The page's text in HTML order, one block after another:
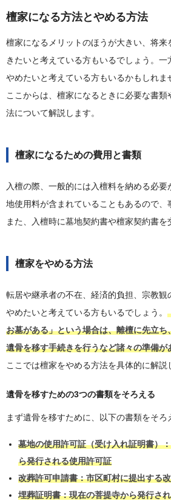
檀家になる方法とやめる方法
檀家になるメリットのほうが大きい、将来
きたいと考えている方もいるでしょう。
やめたいと考えている方もいるかもしれま
ここからは、檀家になるときに必要な書
法について解説します。
檀家になるための費用と書類
入檀の際、一般的には入檀料を納める必
地使用料が含まれていることもあるので、
また、入檀時に墓地契約書や檀家契約書を
檀家をやめる方法
転居や継承者の不在、経済的負担、宗教観
やめたいと考えている方もいるでしょう。
お墓がある」という場合は、離檀に先立
遺骨を移す手続きを行うなど諸々の準備が
ここでは檀家をやめる方法を具体的に解説
遺骨を移すための3つの書類をそろえる
まず遺骨を移すために、以下の書類をそろ
墓地の使用許可証（受け入れ証明書）
ら発行される使用許可証
改葬許可申請書：市区町村に提出する
埋葬証明書：現在の菩提寺から発行さ